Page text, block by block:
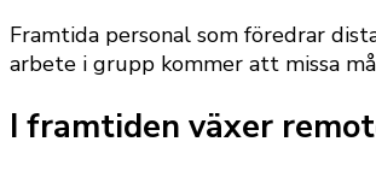
Framtida personal som föredrar
arbete i grupp kommer att missa
I framtiden växer